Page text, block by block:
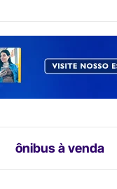
ônibus à venda